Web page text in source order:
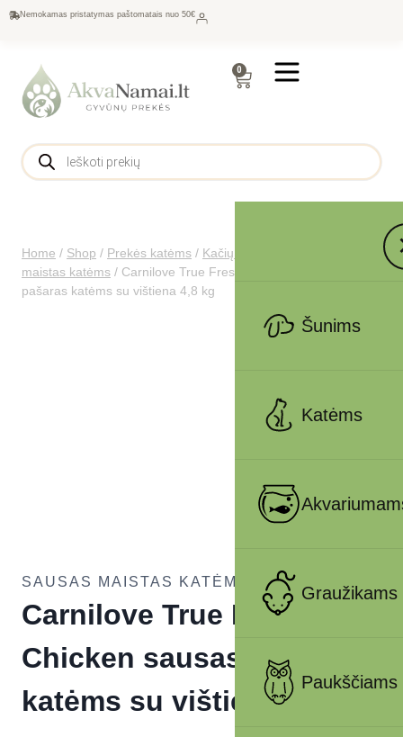
Nemokamas pristatymas paštomatais nuo 50€
0
Šunims
Katėms
Graužikams
Paukščiams
Home / Shop / Prekės katėms / Kačių maistas
maistas katėms / Carnilove True Fresh Cat Chicken sausas
pašaras katėms su vištiena 4,8 kg
SAUSAS MAISTAS KATĖMS
Carnilove True Fresh Cat
Chicken sausas pašaras
katėms su vištiena 4,8 kg